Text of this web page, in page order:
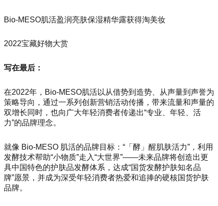
Bio-MESO肌活盈润亮肤保湿精华露获得淘美妆
2022宝藏好物大赏
写在最后：
在2022年，Bio-MESO肌活以从借势到造势、从声量到声誉为
策略导向，通过一系列创新营销活动传播，带来流量和声量的
双增长同时，也向广大年轻消费者传递出“专业、年轻、活
力”的品牌理念。
就像 Bio-MESO 肌活的品牌目标：“「酵」醒肌肤活力”，利用
发酵技术帮助“小物质”走入“大世界”——未来品牌将创造出更
具中国特色的护肤品发酵体系，达成“国货发酵护肤知名品
牌”愿景，并成为深受年轻消费者热爱和追捧的硬核国货护肤
品牌。